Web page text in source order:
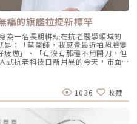
瞬間的煙火式改變。針對初次接觸
「週期性重塑」的方式來規劃妳
進行 2 至 3 次為了達到最佳的彈
是啟動信號，完整的重塑需要時間
議間隔 1 個月施打。這兩次密集的
穩固的擴散網絡，全面活化纖維母
議間隔3到6個月進行第三次施打。
生信號，讓拉皮效果更具層次感。
，肌膚的緊緻度與細緻質感通常可
輕盈無負擔的修復由於 Profhilo
術後反應極輕。只需在 24 小時內
室、高溫瑜伽），其餘日常生活、
會女性。結語：美，是找回妳原本
是「還原」。Profhilo 逆時針的哲
Points) 五點注射技術。醫師
學點進行注射，就能讓玻尿酸均勻
疼痛感，也降低了術後瘀青和腫脹
度、不含交聯劑：安全性高、低發
程中不使用任何化學交聯劑，能有
時，也經過多項國際認證，確保了
傳統玻尿酸比較 療程名稱
痛的旗艦拉提新標竿
為一名長期耕耘在抗老醫學領域的
：「蔡醫師，我感覺最近拍照臉變
憊」、「有沒有那種不用開刀，但
式抗老科技日新月異的今天，市面
我最信任哪一台儀器時，我的首選
年的現在，隨著 Ultherapy
進入了「精準醫療」的新紀元。這
解為什麼美音二代會成為我臨床治
金標準。一、 為什麼「看得到」
量越強越好」，而是「能量要打在
1036 收藏